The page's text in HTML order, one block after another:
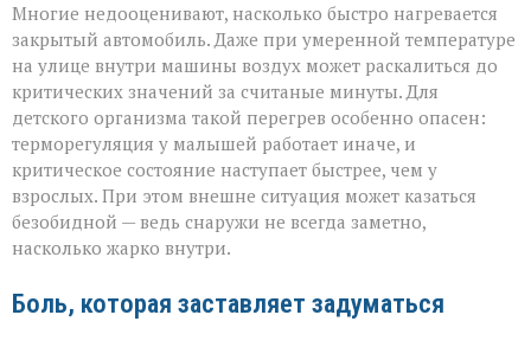
Многие недооценивают, насколько быстро нагревается
закрытый автомобиль. Даже при умеренной температуре
на улице внутри машины воздух может раскалиться до
критических значений за считаные минуты. Для
детского организма такой перегрев особенно опасен:
терморегуляция у малышей работает иначе, и
критическое состояние наступает быстрее, чем у
взрослых. При этом внешне ситуация может казаться
безобидной — ведь снаружи не всегда заметно,
насколько жарко внутри.
Боль, которая заставляет задуматься